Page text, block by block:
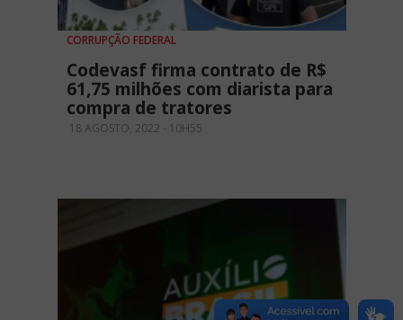
CORRUPÇÃO FEDERAL
Codevasf firma contrato de R$
61,75 milhões com diarista para
compra de tratores
18 AGOSTO, 2022 - 10H55